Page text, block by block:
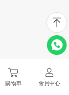
購物車 會員中心